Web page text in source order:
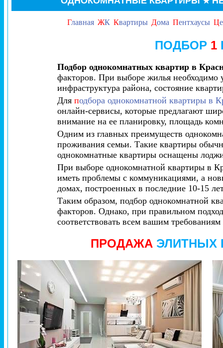
Главная ЖК Квартиры Дома Пентхаусы Ц
ПОДБОР 1
Подбор однокомнатных квартир в
факторов. При выборе жилья необходимо
инфраструктура района, состояние
Для подбора однокомнатной квартиры в
онлайн-сервисы, которые предлагают
внимание на ее планировку, площадь
Одним из главных преимуществ
проживания семьи. Такие квартиры
однокомнатные квартиры оснащены
При выборе однокомнатной квартиры в
иметь проблемы с коммуникациями, а
домах, построенных в последние 10-15
Таким образом, подбор однокомнатной
факторов. Однако, при правильном
соответствовать всем вашим
ПРОДАЖА ЭЛИТНЫХ